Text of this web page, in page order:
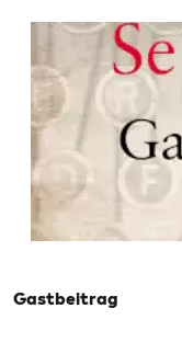
Gastbeitrag